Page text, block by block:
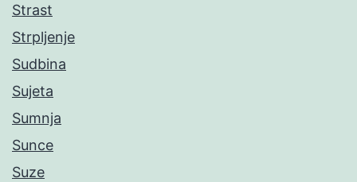
Strast
Strpljenje
Sudbina
Sujeta
Sumnja
Sunce
Suze